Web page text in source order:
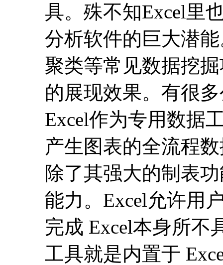
具。殊不知Excel里
分析软件的巨大潜
聚类等常见数据挖
的展现效果。有很
Excel作为专用数据
产生图表的全流程
除了其强大的制表
能力。Excel允许用
完成 Excel本身所不
工具就是内置于